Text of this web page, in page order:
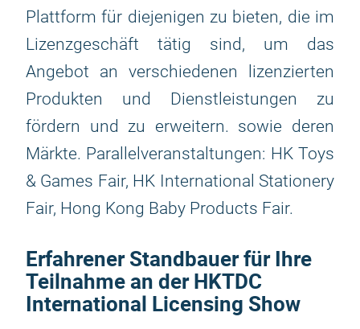
Plattform für diejenigen zu bieten, die im
Lizenzgeschäft tätig sind, um das
Angebot an verschiedenen lizenzierten
Produkten und Dienstleistungen zu
fördern und zu erweitern. sowie deren
Märkte. Parallelveranstaltungen: HK Toys
& Games Fair, HK International Stationery
Fair, Hong Kong Baby Products Fair.
Erfahrener Standbauer für Ihre
Teilnahme an der HKTDC
International Licensing Show